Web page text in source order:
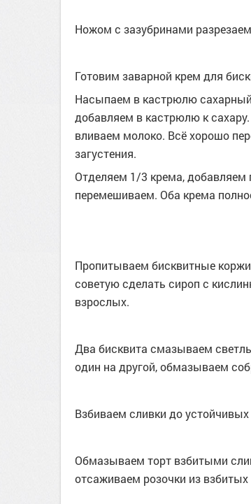
Ножом с зазубринами
Готовим заварной крем для
Насыпаем в кастрюлю
добавляем в кастрюлю к
вливаем молоко. Всё хорошо
загустения.
Отделяем 1/3 крема, добавляем
перемешиваем. Оба крема
Пропитываем бисквитные
советую сделать сироп с
взрослых.
Два бисквита смазываем
один на другой, обмазываем
Взбиваем сливки до устойчивых
Обмазываем торт взбитыми
отсаживаем розочки из взбитых